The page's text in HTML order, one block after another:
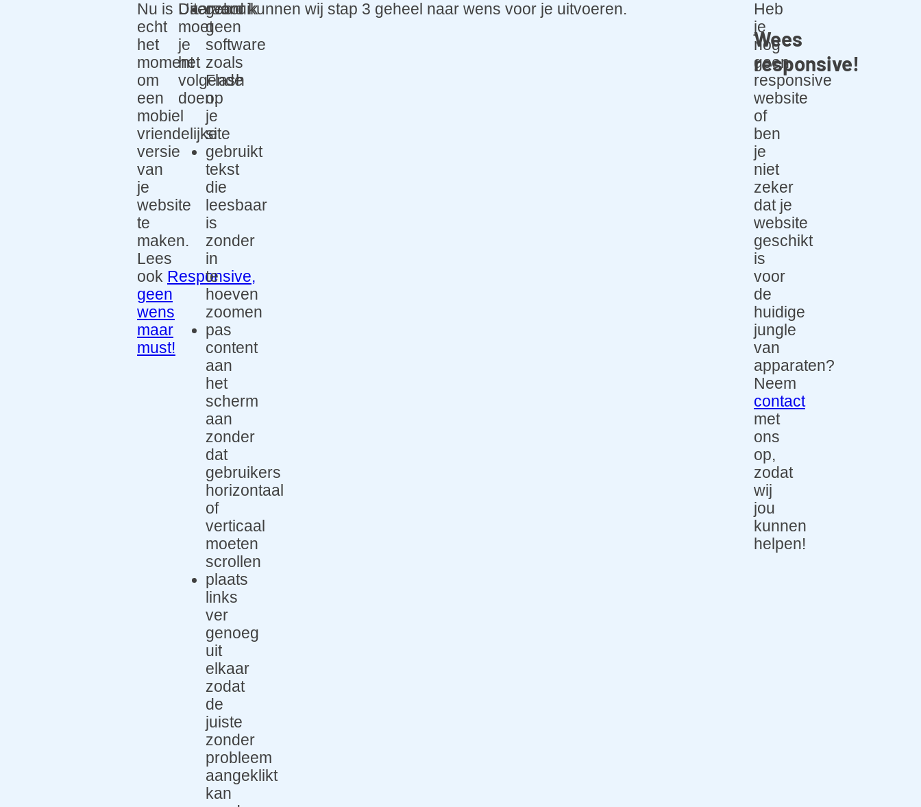
Nu is
echt
het
moment
om
een
mobiel
vriendelijke
versie
van
je
website
te
maken.
Lees
ook Responsive,
geen
wens
maar
must!
Daarvoor
moet
je
het
volgende
doen:
gebruik
geen
software
zoals
Flash
op
je
site
gebruikt
tekst
die
leesbaar
is
zonder
in
te
hoeven
zoomen
pas
content
aan
het
scherm
aan
zonder
dat
gebruikers
horizontaal
of
verticaal
moeten
scrollen
plaats
links
ver
genoeg
uit
elkaar
zodat
de
juiste
zonder
probleem
aangeklikt
kan
Uiteraard kunnen wij stap 3 geheel naar wens voor je uitvoeren.
Wees
responsive!
Heb
je
nog
geen
responsive
website
of
ben
je
niet
zeker
dat je
website
geschikt
is
voor
de
huidige
jungle
van
apparaten?
Neem
contact
met
ons
op,
zodat
wij
jou
kunnen
helpen!